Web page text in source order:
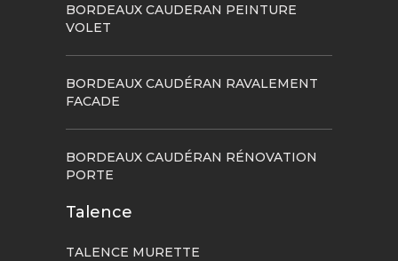
BORDEAUX CAUDERAN PEINTURE
VOLET
BORDEAUX CAUDÉRAN RAVALEMENT
FACADE
BORDEAUX CAUDÉRAN RÉNOVATION
PORTE
Talence
TALENCE MURETTE